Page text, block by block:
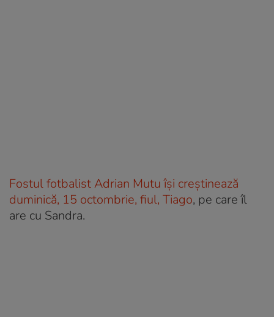
Fostul fotbalist Adrian Mutu își creștinează
duminică, 15 octombrie, fiul, Tiago, pe care îl
are cu Sandra.